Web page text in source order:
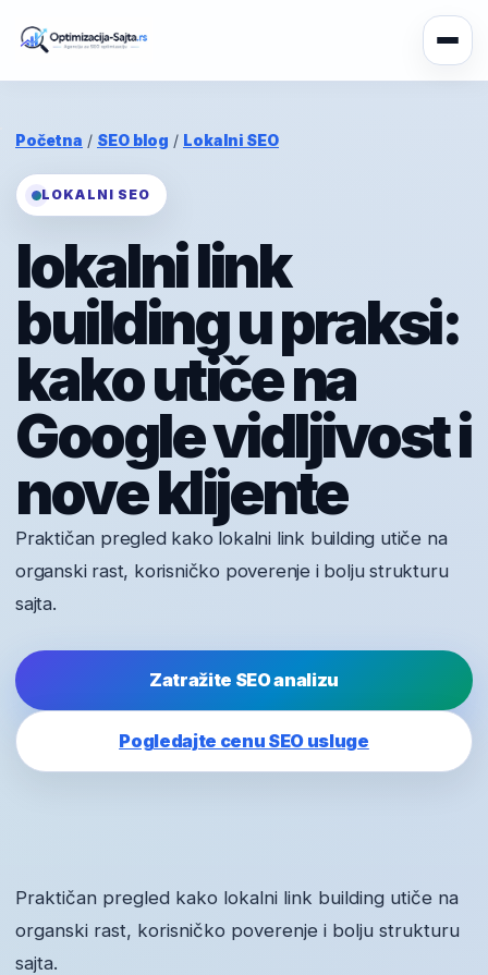
Početna / SEO blog / Lokalni SEO
LOKALNI SEO
lokalni link
building u praksi:
kako utiče na
Google vidljivost i
nove klijente
Praktičan pregled kako lokalni link building utiče na
organski rast, korisničko poverenje i bolju strukturu
sajta.
Zatražite SEO analizu
Pogledajte cenu SEO usluge
Praktičan pregled kako lokalni link building utiče na
organski rast, korisničko poverenje i bolju strukturu
sajta.